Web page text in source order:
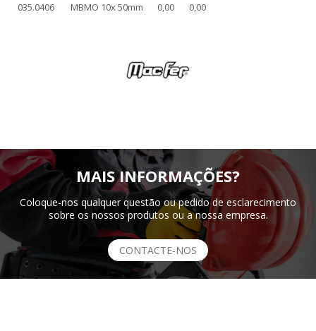
035.0406 MBMO 10x 50mm 0,00 0,00
MAIS INFORMAÇÕES?
Coloque-nos qualquer questão ou pedido de esclarecimento
sobre os nossos produtos ou a nossa empresa.
CONTACTE-NOS